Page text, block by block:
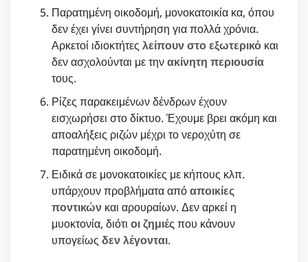
Παρατημένη οικοδομή, μονοκατοικία κα, όπου
δεν έχει γίνει συντήρηση για πολλά χρόνια.
Αρκετοί ιδιοκτήτες λείπουν στο εξωτερικό και
δεν ασχολούνται με τηνακίνητη περιουσία
τους.
Ρίζες παρακειμένων δένδρων έχουν
εισχωρήσει στο δίκτυο. Έχουμε βρει ακόμη και
αποαλήξεις ριζών μέχρι το νεροχύτη σε
παρατημένη οικοδομή.
Ειδικά σε μονοκατοικίες με κήπους κλπ.
υπάρχουν προβλήματα απόαποικίες
ποντικών και αρουραίων. Δεν αρκεί η
μυοκτονία, διότι οι ζημιέςπου κάνουν
υπογείως δεν λέγονται.